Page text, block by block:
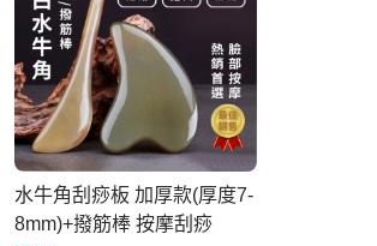
水牛角刮痧板 加厚款(厚度7-
8mm)+撥筋棒 按摩刮痧